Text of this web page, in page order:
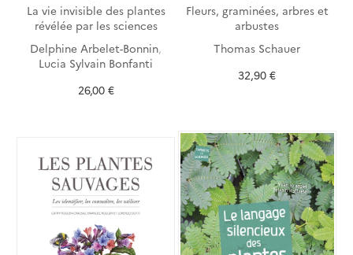
La vie invisible des plantes
révélée par les sciences
Delphine Arbelet-Bonnin,
Lucia Sylvain Bonfanti
26,00 €
Fleurs, graminées, arbres et
arbustes
Thomas Schauer
32,90 €